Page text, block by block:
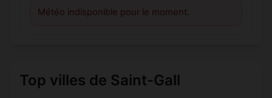
Météo indisponible pour le moment.
Top villes de Saint-Gall